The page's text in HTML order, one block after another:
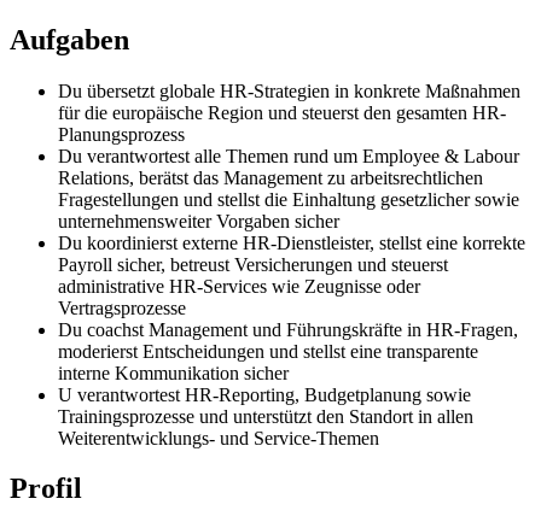
Aufgaben
Du übersetzt globale HR-Strategien in konkrete Maßnahmen
für die europäische Region und steuerst den gesamten HR-
Planungsprozess
Du verantwortest alle Themen rund um Employee & Labour
Relations, berätst das Management zu arbeitsrechtlichen
Fragestellungen und stellst die Einhaltung gesetzlicher sowie
unternehmensweiter Vorgaben sicher
Du koordinierst externe HR-Dienstleister, stellst eine korrekte
Payroll sicher, betreust Versicherungen und steuerst
administrative HR-Services wie Zeugnisse oder
Vertragsprozesse
Du coachst Management und Führungskräfte in HR-Fragen,
moderierst Entscheidungen und stellst eine transparente
interne Kommunikation sicher
U verantwortest HR-Reporting, Budgetplanung sowie
Trainingsprozesse und unterstützt den Standort in allen
Weiterentwicklungs- und Service-Themen
Profil